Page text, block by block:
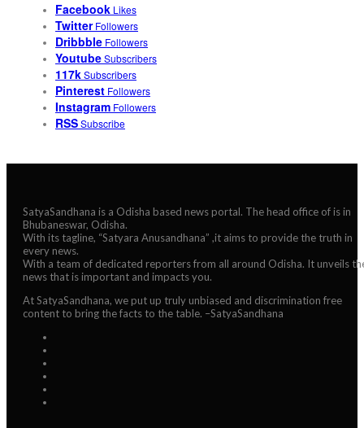
Facebook Likes
Twitter Followers
Dribbble Followers
YoutubeSubscribers
117kSubscribers
Pinterest Followers
Instagram Followers
RSSSubscribe
SatyaSandhana is a Odisha based news portal. The head office of is in
Bhubaneswar, Odisha.
With its tagline, “Satyara Anusandhana” ,it aims to provide the truth in
every news.
With a team of dedicated reporters from all around Odisha. It unveils
news that is important and impacts you.
At SatyaSandhana, we put up truly unbiased and discrimination free
content to bring the facts to the table. –SatyaSandhana